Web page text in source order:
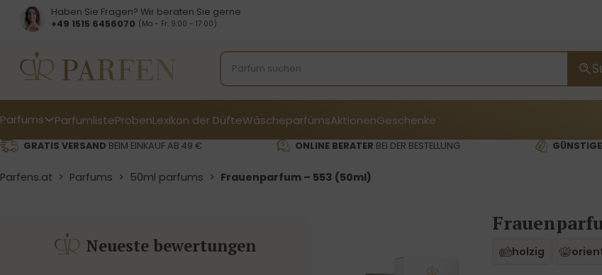
Haben Sie Fragen? Wir beraten Sie gerne
+49 1515 6456070 (Mo - Fr: 9:00 - 17:00)
Parfums ParfumlisteProbenLexikon der DüfteWäscheparfümsAktionenGeschenke
GRATIS VERSAND BEIM EINKAUF AB 49 € ONLINE BERATER BEI DER BESTELLUNG
Parfens.at > Parfums > 50ml parfums > Frauenparfum – 553 (50ml)
Neueste bewertungen holzig